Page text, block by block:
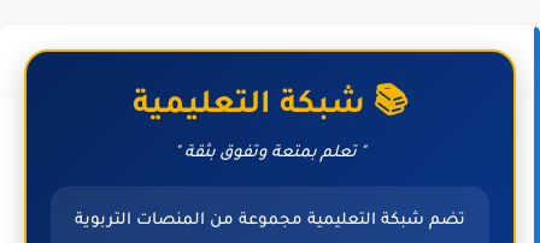
📚 شبكة التعليمية
" تعلم بمتعة وتفوق بثقة "
تضم شبكة التعليمية مجموعة من المنصات التربوية